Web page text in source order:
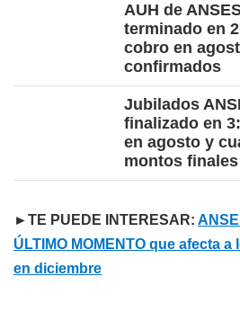
AUH de
terminado en
cobro en
confirmados
Jubilados
finalizado en
en agosto y
montos finales
►TE PUEDE INTERESAR:
ÚLTIMO MOMENTO que afecta a
en diciembre